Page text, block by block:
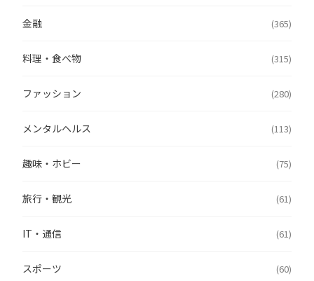
金融 (365)
料理・食べ物 (315)
ファッション (280)
メンタルヘルス (113)
趣味・ホビー (75)
旅行・観光 (61)
IT・通信 (61)
スポーツ (60)